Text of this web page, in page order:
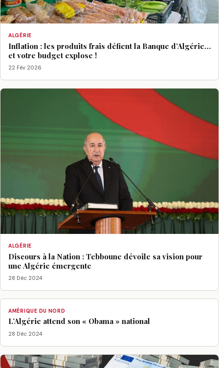
ALGÉRIE
Inflation : les produits frais défient la Banque d’Algérie…
et votre budget explose !
22 Fév 2026
ALGÉRIE
Discours à la Nation : Tebboune dévoile sa vision pour
une Algérie émergente
28 Déc 2024
AMÉRIQUE DU NORD
L’Algérie attend son « Obama » national
28 Déc 2024